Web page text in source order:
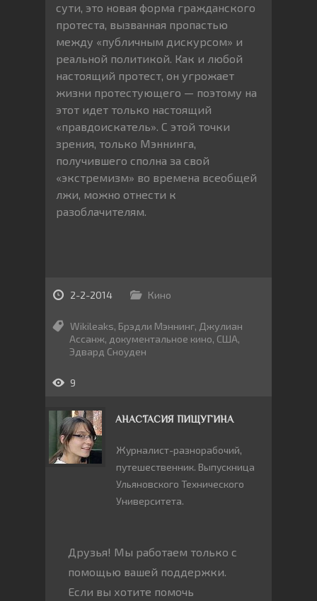
сути, это новая форма гражданского
протеста, вызванная пропастью
между «публичным дискурсом» и
реальной политикой. Как и любой
настоящий протест, он угрожает
жизни протестующего — поэтому на
этот идет только настоящий
«правдоискатель». С этой точки
зрения, только Мэннинга,
получившего сполна за свой
«экстремизм» во времена всеобщей
лжи, можно отнести к
разоблачителям.
2-2-2014 Кино
Wikileaks, Брэдли Мэннинг, Джулиан
Ассанж, документальное кино, США,
Эдвард Сноуден
9
АНАСТАСИЯ ПИЩУГИНА
Журналист-разнорабочий,
путешественник. Выпускница
Ульяновского Технического
Университета.
Друзья! Мы работаем только с
помощью вашей поддержки.
Если вы хотите помочь